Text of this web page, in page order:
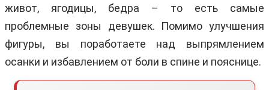
живот, ягодицы, бедра – то есть самые
проблемные зоны девушек. Помимо улучшения
фигуры, вы поработаете над выпрямлением
осанки и избавлением от боли в спине и пояснице.